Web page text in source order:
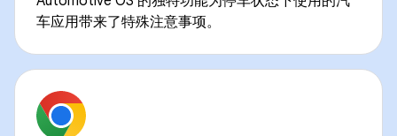
车应用带来了特殊注意事项。